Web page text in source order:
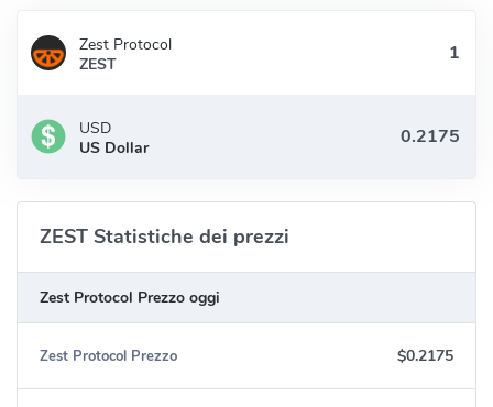
Zest Protocol
ZEST
USD
US Dollar
ZEST Statistiche dei prezzi
Zest Protocol Prezzo oggi
Zest Protocol Prezzo $0.2175